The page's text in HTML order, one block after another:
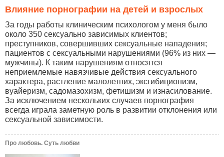
Влияние порнографии на детей и взрослых
За годы работы клиническим психологом у меня было
около 350 сексуально зависимых клиентов;
преступников, совершивших сексуальные нападения;
пациентов с сексуальными нарушениями (96% из них —
мужчины). К таким нарушениям относятся
неприемлемые навязчивые действия сексуального
характера, растление малолетних, эксгибиционизм,
вуайеризм, садомазохизм, фетишизм и изнасилование.
За исключением нескольких случаев порнография
всегда играла заметную роль в развитии отклонения или
сексуальной зависимости.
Про любовь. Суть любви